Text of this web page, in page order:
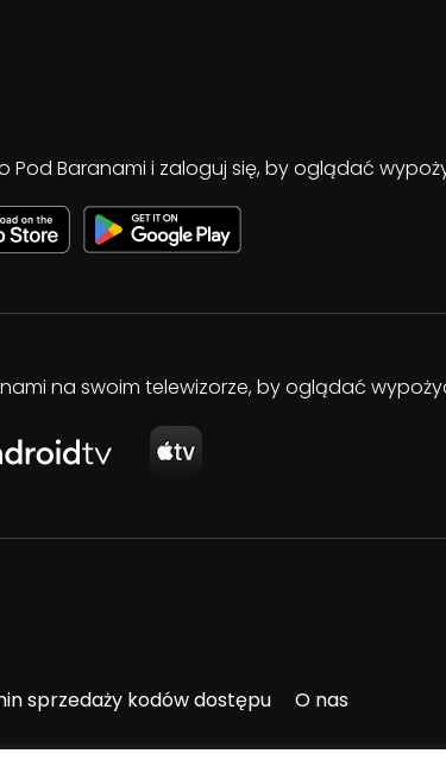
Pod Baranami i zaloguj się, by oglądać
na swoim telewizorze, by oglądać
sprzedaży kodów dostępu O nas